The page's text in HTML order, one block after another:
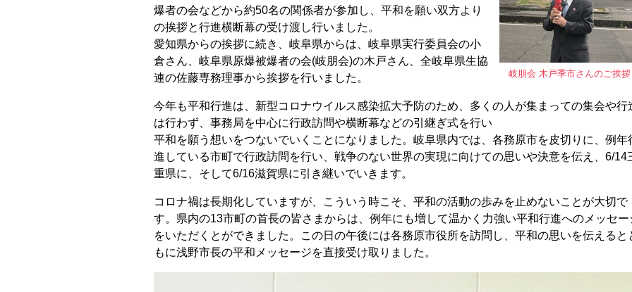
岐朋会 木戸季市さんのご挨拶
爆者の会などから約50名の関係者が参加し、平和を願い双方より
の挨拶と行進横断幕の受け渡し行いました。
愛知県からの挨拶に続き、岐阜県からは、岐阜県実行委員会の小
倉さん、岐阜県原爆被爆者の会(岐朋会)の木戸さん、全岐阜県生協
連の佐藤専務理事から挨拶を行いました。
今年も平和行進は、新型コロナウイルス感染拡大予防のため、多くの人が集まっての集会や行
は行わず、事務局を中心に行政訪問や横断幕などの引継ぎ式を行い
平和を願う想いをつないでいくことになりました。岐阜県内では、各務原市を皮切りに、例年
進している市町で行政訪問を行い、戦争のない世界の実現に向けての思いや決意を伝え、6/14
重県に、そして6/16滋賀県に引き継いでいきます。
コロナ禍は長期化していますが、こういう時こそ、平和の活動の歩みを止めないことが大切で
す。県内の13市町の首長の皆さまからは、例年にも増して温かく力強い平和行進へのメッセー
をいただくとができました。この日の午後には各務原市役所を訪問し、平和の思いを伝えると
もに浅野市長の平和メッセージを直接受け取りました。